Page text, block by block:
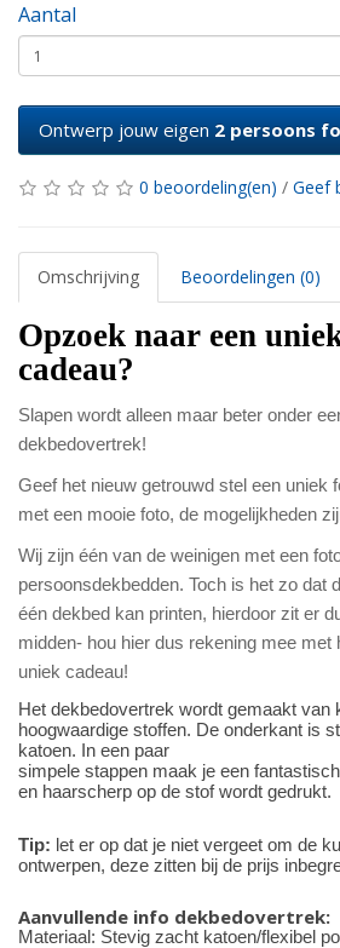
Aantal
Ontwerp jouw eigen 2 persoons
0 beoordeling(en) / Geef
Omschrijving Beoordelingen (0)
Opzoek naar een
cadeau?
Slapen wordt alleen maar beter onder
dekbedovertrek!
Geef het nieuw getrouwd stel een uniek
met een mooie foto, de mogelijkheden
Wij zijn één van de weinigen met een
persoonsdekbedden. Toch is het zo dat
één dekbed kan printen, hierdoor zit er
midden- hou hier dus rekening mee met
uniek cadeau!
Het dekbedovertrek wordt gemaakt van
hoogwaardige stoffen. De onderkant is
katoen. In een paar
simpele stappen maak je een
en haarscherp op de stof wordt gedrukt.
Tip: let er op dat je niet vergeet om de
ontwerpen, deze zitten bij de prijs
Aanvullende info dekbedovertrek:
Materiaal: Stevig zacht katoen/flexibel